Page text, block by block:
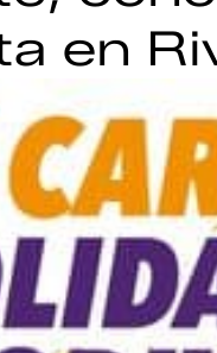
en